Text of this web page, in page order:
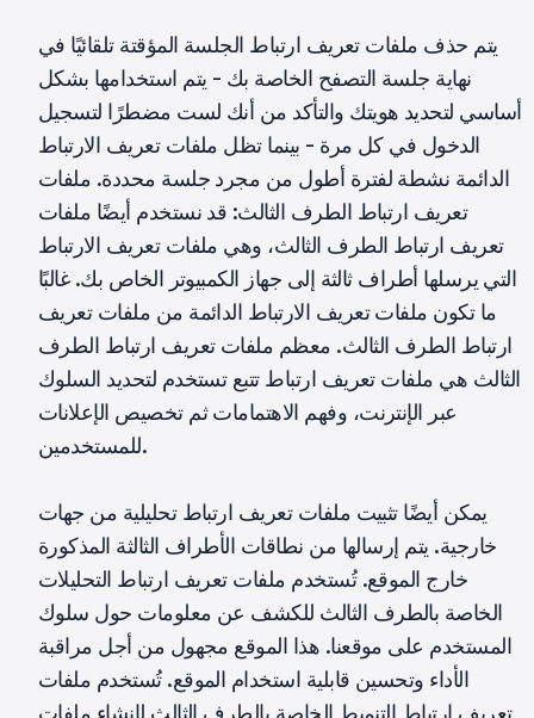
يتم حذف ملفات تعريف ارتباط الجلسة المؤقتة تلقائيًا في
نهاية جلسة التصفح الخاصة بك - يتم استخدامها بشكل
أساسي لتحديد هويتك والتأكد من أنك لست مضطرًا لتسجيل
الدخول في كل مرة - بينما تظل ملفات تعريف الارتباط
الدائمة نشطة لفترة أطول من مجرد جلسة محددة. ملفات
تعريف ارتباط الطرف الثالث: قد نستخدم أيضًا ملفات
تعريف ارتباط الطرف الثالث، وهي ملفات تعريف الارتباط
التي يرسلها أطراف ثالثة إلى جهاز الكمبيوتر الخاص بك. غالبًا
ما تكون ملفات تعريف الارتباط الدائمة من ملفات تعريف
ارتباط الطرف الثالث. معظم ملفات تعريف ارتباط الطرف
الثالث هي ملفات تعريف ارتباط تتبع تستخدم لتحديد السلوك
عبر الإنترنت، وفهم الاهتمامات ثم تخصيص الإعلانات
للمستخدمين.
يمكن أيضًا تثبيت ملفات تعريف ارتباط تحليلية من جهات
خارجية. يتم إرسالها من نطاقات الأطراف الثالثة المذكورة
خارج الموقع. تُستخدم ملفات تعريف ارتباط التحليلات
الخاصة بالطرف الثالث للكشف عن معلومات حول سلوك
المستخدم على موقعنا. هذا الموقع مجهول من أجل مراقبة
الأداء وتحسين قابلية استخدام الموقع. تُستخدم ملفات